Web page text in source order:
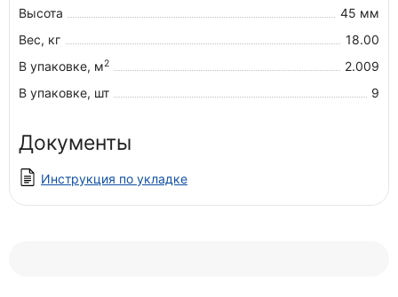
Высота
45 мм
Вес, кг
18.00
В упаковке, м2
2.009
В упаковке, шт
9
Документы
Инструкция по укладке